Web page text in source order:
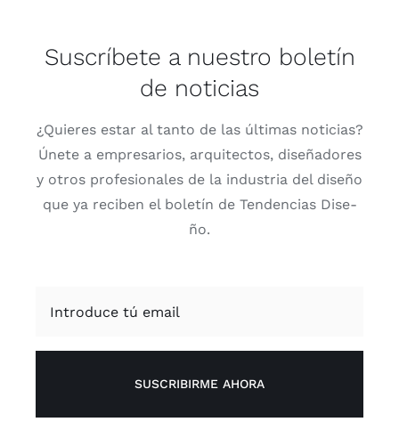
Suscríbete a nuestro boletín
de noticias
¿Quie­res estar al tan­to de las últi­mas noti­cias?
Úne­te a empre­sa­rios, arqui­tec­tos, dise­ña­do­res
y otros pro­fe­sio­na­les de la indus­tria del dise­ño
que ya reci­ben el bole­tín de Ten­den­cias Dise­
ño.
SUSCRIBIRME AHORA